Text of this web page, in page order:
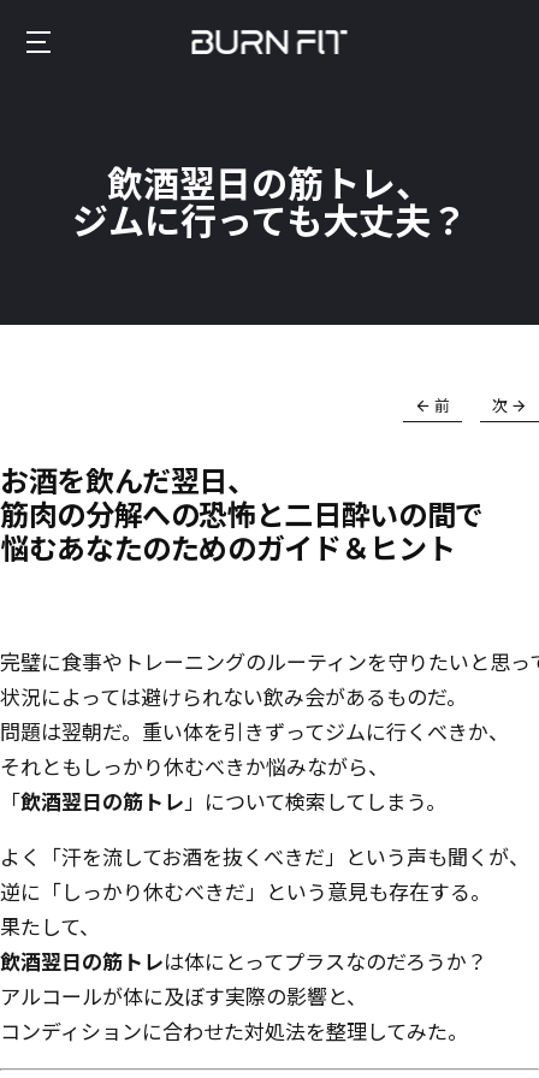
飲酒翌日の筋トレ、
ジムに行っても大丈夫？
前 次
お酒を飲んだ翌日、
筋肉の分解への恐怖と二日酔いの間で
悩むあなたのためのガイド＆ヒント
完璧に食事やトレーニングのルーティンを守りたいと思っ
状況によっては避けられない飲み会があるものだ。
問題は翌朝だ。重い体を引きずってジムに行くべきか、
それともしっかり休むべきか悩みながら、
「飲酒翌日の筋トレ 」について検索してしまう。
よく「汗を流してお酒を抜くべきだ」という声も聞くが、
逆に「しっかり休むべきだ」という意見も存在する。
果たして、
飲酒翌日の筋トレは体にとってプラスなのだろうか？
アルコールが体に及ぼす実際の影響と、
コンディションに合わせた対処法を整理してみた。